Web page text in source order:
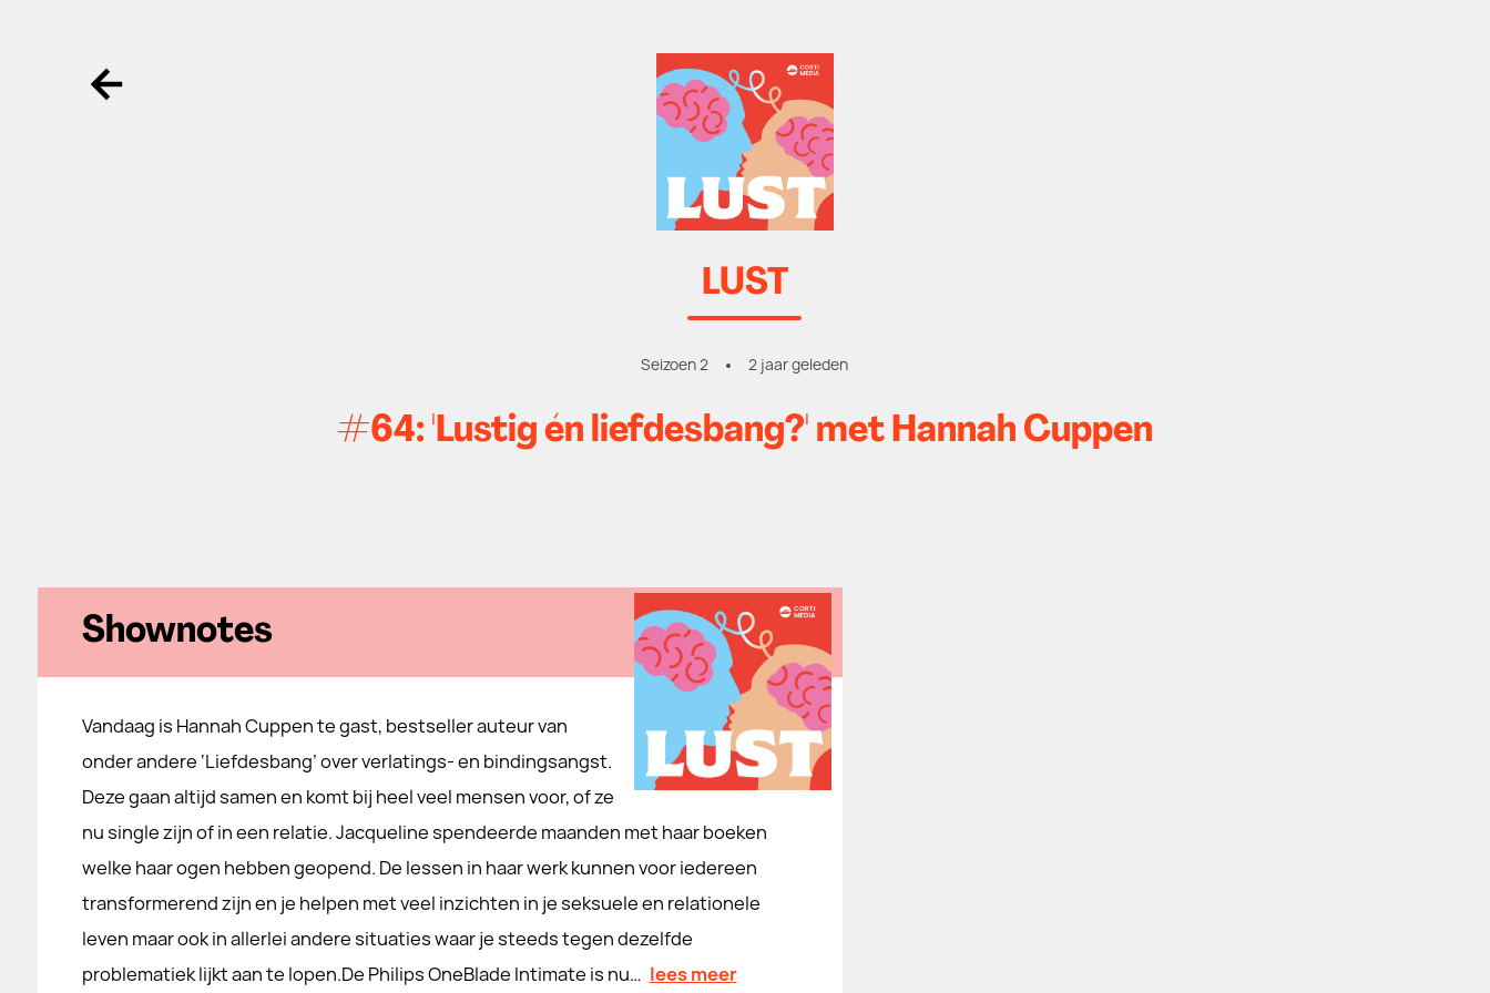
Ga terug
LUST
Seizoen 2 2 jaar geleden
#64: 'Lustig én liefdesbang?' met Hannah Cuppen
Shownotes
Vandaag is Hannah Cuppen te gast, bestseller auteur van
onder andere ‘Liefdesbang’ over verlatings- en bindingsangst.
Deze gaan altijd samen en komt bij heel veel mensen voor, of ze
nu single zijn of in een relatie. Jacqueline spendeerde maanden met haar boeken
welke haar ogen hebben geopend. De lessen in haar werk kunnen voor iedereen
transformerend zijn en je helpen met veel inzichten in je seksuele en relationele
leven maar ook in allerlei andere situaties waar je steeds tegen dezelfde
problematiek lijkt aan te lopen.De Philips OneBlade Intimate is nu… lees meer